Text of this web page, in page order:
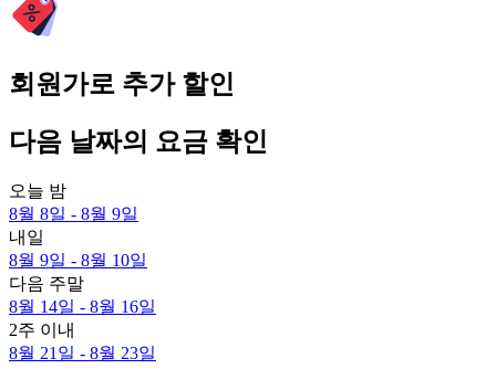
회원가로 추가 할인
다음 날짜의 요금 확인
오늘 밤
8월 8일 - 8월 9일
내일
8월 9일 - 8월 10일
다음 주말
8월 14일 - 8월 16일
2주 이내
8월 21일 - 8월 23일